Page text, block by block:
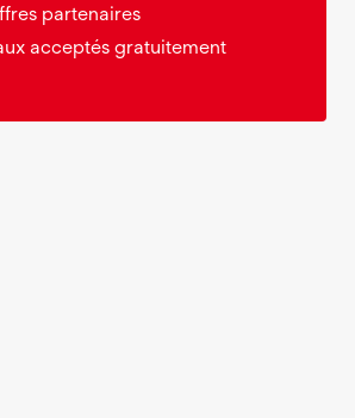
partenaires
acceptés gratuitement